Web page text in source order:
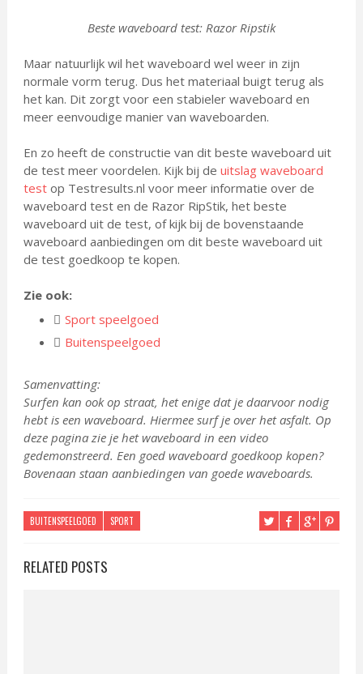
Beste waveboard test: Razor Ripstik
Maar natuurlijk wil het waveboard wel weer in zijn
normale vorm terug. Dus het materiaal buigt terug als
het kan. Dit zorgt voor een stabieler waveboard en
meer eenvoudige manier van waveboarden.
En zo heeft de constructie van dit beste waveboard uit
de test meer voordelen. Kijk bij de uitslag waveboard
testop Testresults.nl voor meer informatie over de
waveboard test en de Razor RipStik, het beste
waveboard uit de test, of kijk bij de bovenstaande
waveboard aanbiedingen om dit beste waveboard uit
de test goedkoop te kopen.
Zie ook:
Sport speelgoed
Buitenspeelgoed
Samenvatting:
Surfen kan ook op straat, het enige dat je daarvoor nodig
hebt is een waveboard. Hiermee surf je over het asfalt. Op
deze pagina zie je het waveboard in een video
gedemonstreerd. Een goed waveboard goedkoop kopen?
Bovenaan staan aanbiedingen van goede waveboards.
BUITENSPEELGOED SPORT
RELATED POSTS